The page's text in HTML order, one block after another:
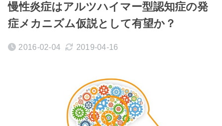
慢性炎症はアルツハイマー型認知症の発
症メカニズム仮説として有望か？
2016-02-04 2019-04-16